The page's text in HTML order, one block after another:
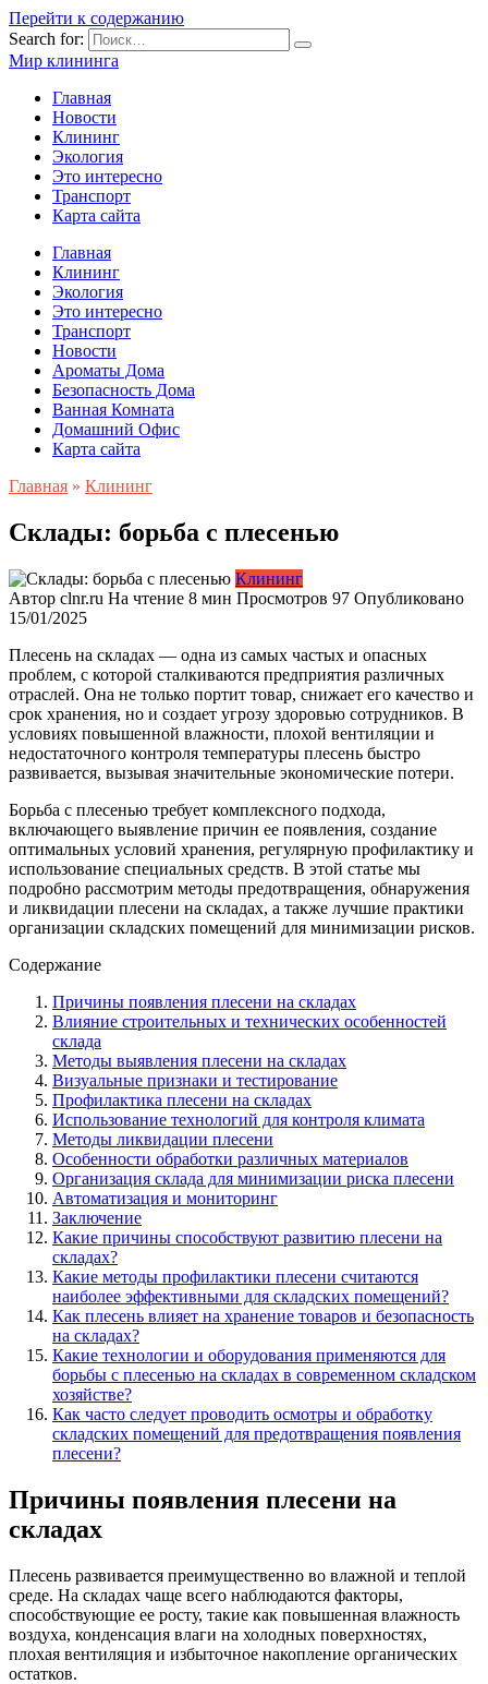
Перейти к содержанию
Search for:
Мир клининга
Главная
Новости
Клининг
Экология
Это интересно
Транспорт
Карта сайта
Главная
Клининг
Экология
Это интересно
Транспорт
Новости
Ароматы Дома
Безопасность Дома
Ванная Комната
Домашний Офис
Карта сайта
Главная » Клининг
Склады: борьба с плесенью
Клининг
Автор clnr.ru На чтение 8 мин Просмотров 97 Опубликовано
15/01/2025
Плесень на складах — одна из самых частых и опасных
проблем, с которой сталкиваются предприятия различных
отраслей. Она не только портит товар, снижает его качество и
срок хранения, но и создает угрозу здоровью сотрудников. В
условиях повышенной влажности, плохой вентиляции и
недостаточного контроля температуры плесень быстро
развивается, вызывая значительные экономические потери.
Борьба с плесенью требует комплексного подхода,
включающего выявление причин ее появления, создание
оптимальных условий хранения, регулярную профилактику и
использование специальных средств. В этой статье мы
подробно рассмотрим методы предотвращения, обнаружения
и ликвидации плесени на складах, а также лучшие практики
организации складских помещений для минимизации рисков.
Содержание
Причины появления плесени на складах
Влияние строительных и технических особенностей
склада
Методы выявления плесени на складах
Визуальные признаки и тестирование
Профилактика плесени на складах
Использование технологий для контроля климата
Методы ликвидации плесени
Особенности обработки различных материалов
Организация склада для минимизации риска плесени
Автоматизация и мониторинг
Заключение
Какие причины способствуют развитию плесени на
складах?
Какие методы профилактики плесени считаются
наиболее эффективными для складских помещений?
Как плесень влияет на хранение товаров и безопасность
на складах?
Какие технологии и оборудования применяются для
борьбы с плесенью на складах в современном складском
хозяйстве?
Как часто следует проводить осмотры и обработку
складских помещений для предотвращения появления
плесени?
Причины появления плесени на
складах
Плесень развивается преимущественно во влажной и теплой
среде. На складах чаще всего наблюдаются факторы,
способствующие ее росту, такие как повышенная влажность
воздуха, конденсация влаги на холодных поверхностях,
плохая вентиляция и избыточное накопление органических
остатков.